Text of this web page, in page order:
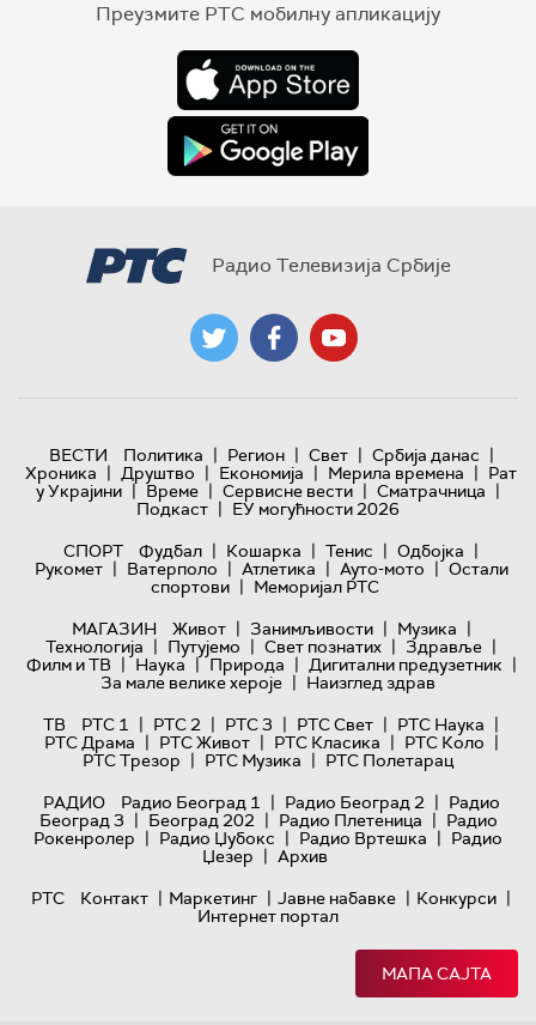
Преузмите РТС мобилну апликацију
Радио Телевизија Србије
ВЕСТИ Политика | Регион | Свет | Србија данас |
Хроника | Друштво | Економија | Мерила времена | Рат
у Украјини | Време | Сервисне вести | Сматрачница |
Подкаст | ЕУ могућности 2026
СПОРТ
Фудбал | Кошарка | Тенис | Одбојка |
Рукомет | Ватерполо | Атлетика | Ауто-мото | Остали
спортови | Меморијал РТС
МАГАЗИН
Живот | Занимљивости | Музика |
Технологијa | Путујемо | Свет познатих | Здравље |
Филм и ТВ | Наука | Природа | Дигитални предузетник |
За мале велике хероје | Наизглед здрав
ТВ
РТС 1 | РТС 2 | РТС 3 | РТС Свет | РТС Наука |
РТС Драма | РТС Живот | РТС Класика | РТС Коло |
РТС Трезор | РТС Музика | РТС Полетарац
РАДИО
Радио Београд 1 | Радио Београд 2 | Радио
Београд 3 | Београд 202 | Радио Плетеница | Радио
Рокенролер | Радио Џубокс | Радио Вртешка | Радио
Џезер | Архив
РТС
Контакт | Маркетинг | Јавне набавке | Конкурси |
Интернет портал
МАПА САЈТА